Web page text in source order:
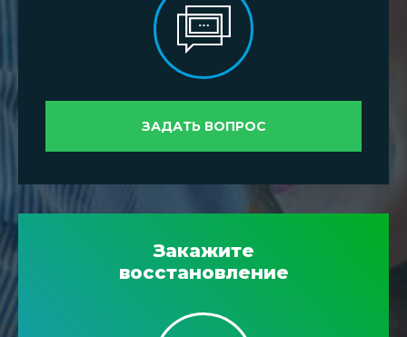
ЗАДАТЬ ВОПРОС
Закажите
восстановление